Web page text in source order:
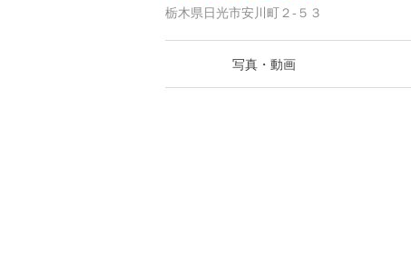
栃木県日光市安川町２-５３
写真・動画